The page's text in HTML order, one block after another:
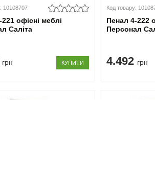
10108707
офісні меблі
Саліта
грн КУПИТИ
Код товару:
Пенал 4-222
Персонал
4.492 грн